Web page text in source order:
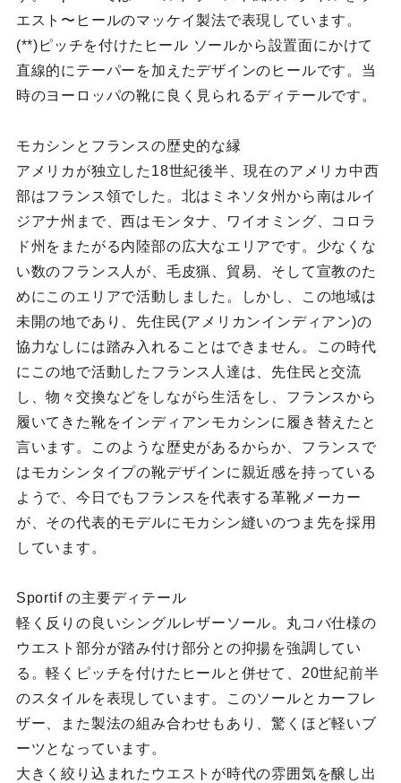
エスト〜ヒールのマッケイ製法で表現しています。
(**)ピッチを付けたヒール ソールから設置面にかけて
直線的にテーパーを加えたデザインのヒールです。当
時のヨーロッパの靴に良く見られるディテールです。
モカシンとフランスの歴史的な縁
アメリカが独立した18世紀後半、現在のアメリカ中西
部はフランス領でした。北はミネソタ州から南はルイ
ジアナ州まで、西はモンタナ、ワイオミング、コロラ
ド州をまたがる内陸部の広大なエリアです。少なくな
い数のフランス人が、毛皮猟、貿易、そして宣教のた
めにこのエリアで活動しました。しかし、この地域は
未開の地であり、先住民(アメリカンインディアン)の
協力なしには踏み入れることはできません。この時代
にこの地で活動したフランス人達は、先住民と交流
し、物々交換などをしながら生活をし、フランスから
履いてきた靴をインディアンモカシンに履き替えたと
言います。このような歴史があるからか、フランスで
はモカシンタイプの靴デザインに親近感を持っている
ようで、今日でもフランスを代表する革靴メーカー
が、その代表的モデルにモカシン縫いのつま先を採用
しています。
Sportif の主要ディテール
軽く反りの良いシングルレザーソール。丸コバ仕様の
ウエスト部分が踏み付け部分との抑揚を強調してい
る。軽くピッチを付けたヒールと併せて、20世紀前半
のスタイルを表現しています。このソールとカーフレ
ザー、また製法の組み合わせもあり、驚くほど軽いブ
ーツとなっています。
大きく絞り込まれたウエストが時代の雰囲気を醸し出